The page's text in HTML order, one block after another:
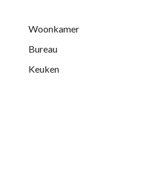
Woonkamer
Bureau
Keuken